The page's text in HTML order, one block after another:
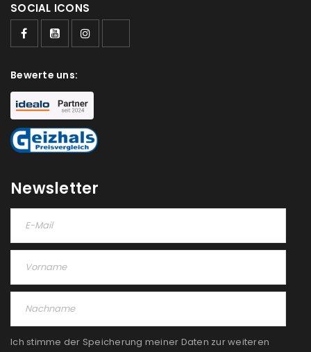
SOCIAL ICONS
Bewerte uns:
Newsletter
Ich stimme der Speicherung meiner Daten zur weiteren